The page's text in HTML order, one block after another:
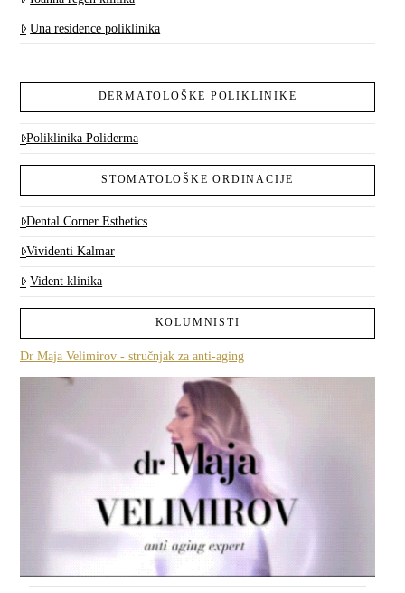
Una residence poliklinika
DERMATOLOŠKE POLIKLINIKE
Poliklinika Poliderma
STOMATOLOŠKE ORDINACIJE
Dental Corner Esthetics
Vividenti Kalmar
Vident klinika
KOLUMNISTI
Dr Maja Velimirov - stručnjak za anti-aging